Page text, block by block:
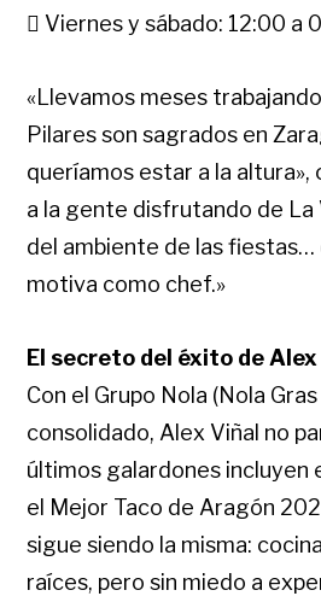
 Viernes y sábado: 12:00 a
«Llevamos meses
Pilares son sagrados en
queríamos estar a la altura»,
a la gente disfrutando de La
del ambiente de las fiestas…
motiva como chef.»
El secreto del éxito de Alex
Con el Grupo Nola (Nola
consolidado, Alex Viñal no
últimos galardones incluyen
el Mejor Taco de Aragón
sigue siendo la misma:
raíces, pero sin miedo a